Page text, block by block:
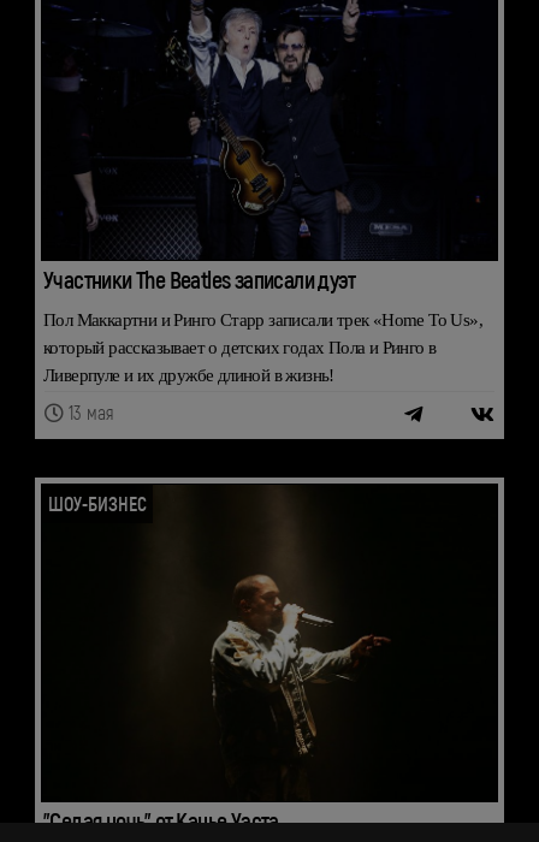
Участники The Beatles записали дуэт
Пол Маккартни и Ринго Старр записали трек «Home To Us»,
который рассказывает о детских годах Пола и Ринго в
Ливерпуле и их дружбе длиной в жизнь!
13 мая
ШОУ-БИЗНЕС
"Седая ночь" от Канье Уэста